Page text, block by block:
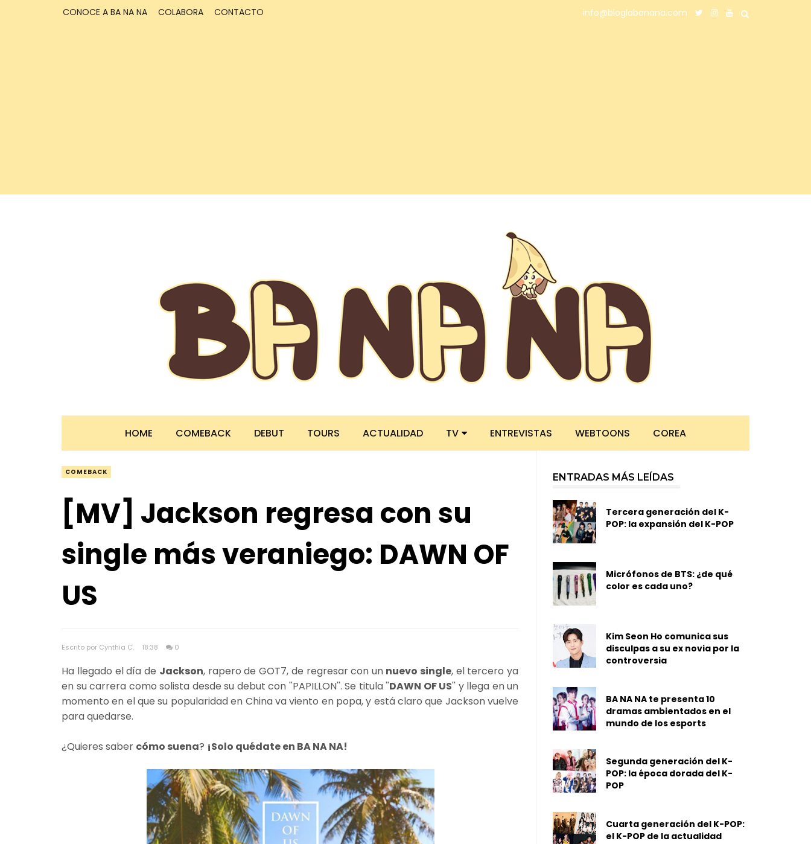
CONOCE A BA NA NA COLABORA CONTACTO info@bloglabanana.com
HOME COMEBACK DEBUT TOURS ACTUALIDAD TV ENTREVISTAS WEBTOONS COREA
COMEBACK
[MV] Jackson regresa con su
single más veraniego: DAWN OF
US
Escrito por Cynthia C. 18:38 0
Ha llegado el día de Jackson, rapero de GOT7, de regresar con un nuevo single, el tercero ya
en su carrera como solista desde su debut con ''PAPILLON''. Se titula ''DAWN OF US'' y llega en un
momento en el que su popularidad en China va viento en popa, y está claro que Jackson vuelve
para quedarse.
¿Quieres saber cómo suena? ¡Solo quédate en BA NA NA!
ENTRADAS MÁS LEÍDAS
Tercera generación del K-
POP: la expansión del K-POP
Micrófonos de BTS: ¿de qué
color es cada uno?
Kim Seon Ho comunica sus
disculpas a su ex novia por la
controversia
BA NA NA te presenta 10
dramas ambientados en el
mundo de los esports
Segunda generación del K-
POP: la época dorada del K-
POP
Cuarta generación del K-POP:
el K-POP de la actualidad